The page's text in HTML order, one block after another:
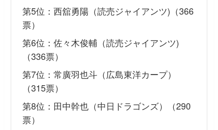
第5位：西舘勇陽（読売ジャイアンツ)（366
票）
第6位：佐々木俊輔（読売ジャイアンツ)
（336票）
第7位：常廣羽也斗（広島東洋カープ）
（315票）
第8位：田中幹也（中日ドラゴンズ）（290
票）